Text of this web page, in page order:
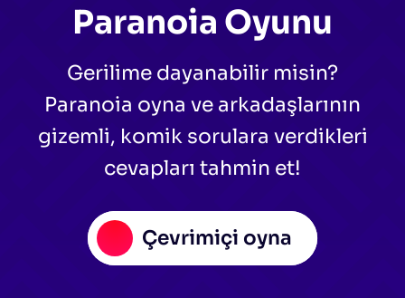
Paranoia Oyunu
Gerilime dayanabilir misin?
Paranoia oyna ve arkadaşlarının
gizemli, komik sorulara verdikleri
cevapları tahmin et!
Çevrimiçi oyna